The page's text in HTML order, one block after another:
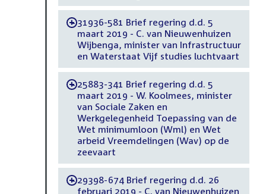
-31936-581 Brief regering d.d. 5
maart 2019 - C. van Nieuwenhuizen
Wijbenga, minister van Infrastructuur
en Waterstaat Vijf studies luchtvaart
-25883-341 Brief regering d.d. 5
maart 2019 - W. Koolmees, minister
van Sociale Zaken en
Werkgelegenheid Toepassing van de
Wet minimumloon (Wml) en Wet
arbeid Vreemdelingen (Wav) op de
zeevaart
-29398-674 Brief regering d.d. 26
februari 2019 - C. van Nieuwenhuizen